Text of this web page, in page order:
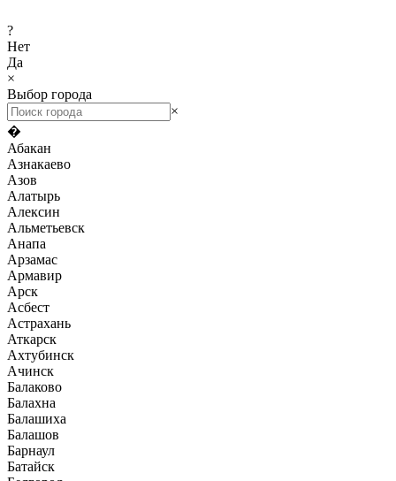
?
Нет
Да
×
Выбор города
×
�
Абакан
Азнакаево
Азов
Алатырь
Алексин
Альметьевск
Анапа
Арзамас
Армавир
Арск
Асбест
Астрахань
Аткарск
Ахтубинск
Ачинск
Балаково
Балахна
Балашиха
Балашов
Барнаул
Батайск